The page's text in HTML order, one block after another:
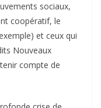
sociaux,
coopératif, le
et ceux qui
Nouveaux
compte de